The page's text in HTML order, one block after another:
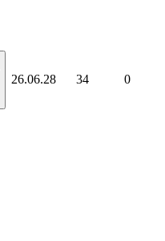
26.06.28 34 0